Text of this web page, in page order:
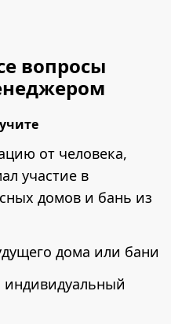
вопросы
от человека,
участие в
домов и бань из
дома или бани
индивидуальный